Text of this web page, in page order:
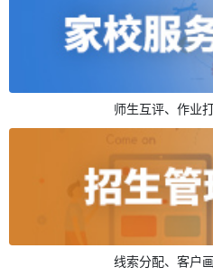
师生互评、作业
线索分配、客户